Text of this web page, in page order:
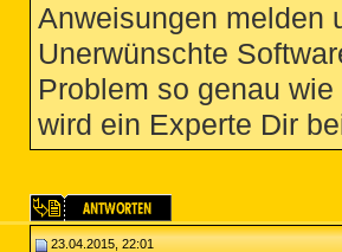
Anweisungen melden
Unerwünschte
Problem so genau
wird ein Experte Dir
23.04.2015, 22:01